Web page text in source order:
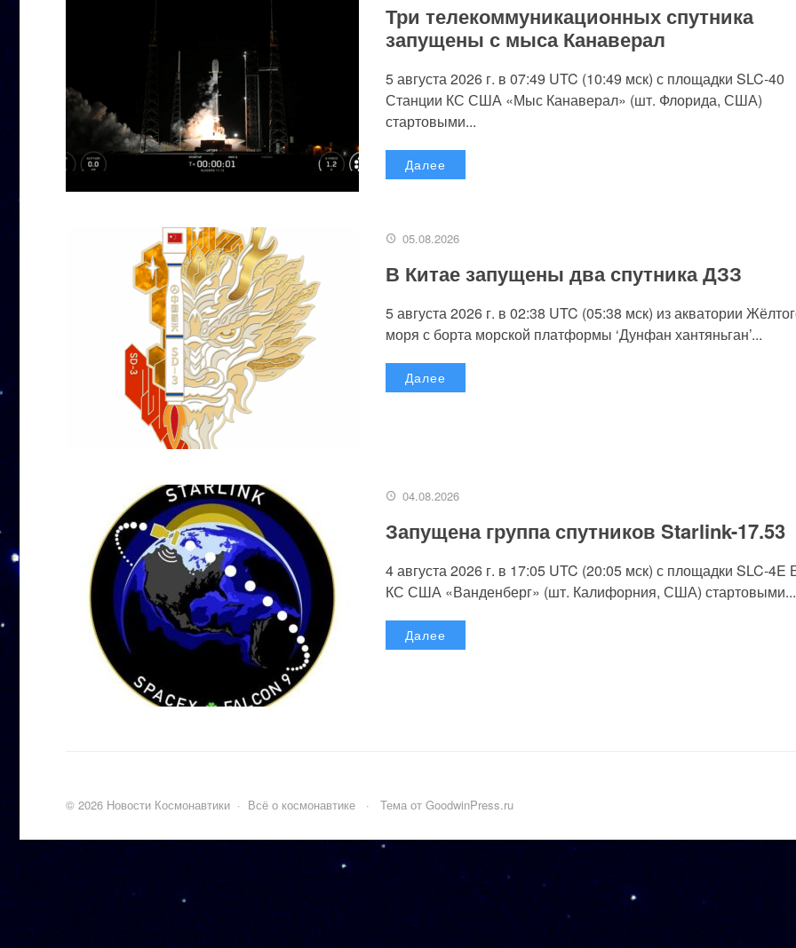
Три телекоммуникационных спутника
запущены с мыса Канаверал
5 августа 2026 г. в 07:49 UTC (10:49 мск) с площадки SLC-40
Станции КС США «Мыс Канаверал» (шт. Флорида, США)
стартовыми...
Далее
05.08.2026
В Китае запущены два спутника ДЗЗ
5 августа 2026 г. в 02:38 UTC (05:38 мск) из акватории
моря с борта морской платформы ‘Дунфан хантяньган’...
Далее
04.08.2026
Запущена группа спутников Starlink-17.53
4 августа 2026 г. в 17:05 UTC (20:05 мск) с площадки SLC-4E
КС США «Ванденберг» (шт. Калифорния, США) стартовыми...
Далее
© 2026 Новости Космонавтики · Всё о космонавтике · Тема от GoodwinPress.ru